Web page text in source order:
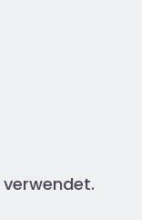
verwendet.